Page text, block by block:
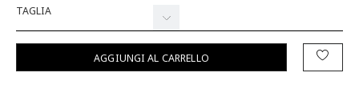
TAGLIA
AGGIUNGI AL CARRELLO